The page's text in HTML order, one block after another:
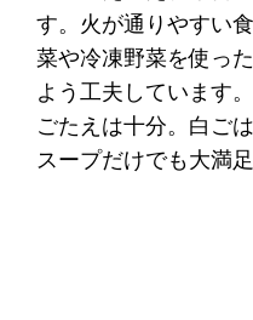
す。火が通りやすい
菜や冷凍野菜を使っ
よう工夫しています
ごたえは十分。白ご
スープだけでも大満